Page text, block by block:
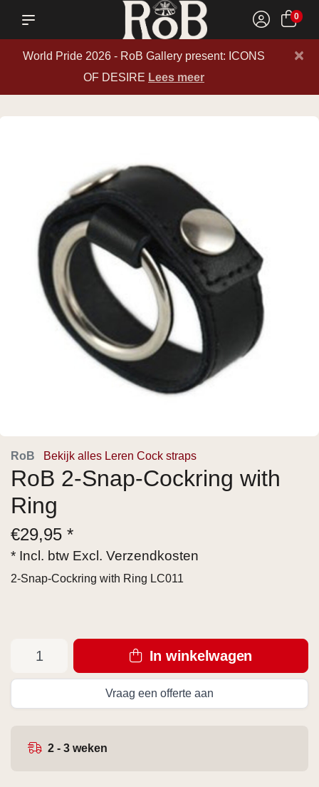
0
World Pride 2026 - RoB Gallery present: ICONS
OF DESIRE Lees meer
×
RoB Bekijk alles Leren Cock straps
RoB 2-Snap-Cockring with
Ring
€29,95 *
* Incl. btw Excl. Verzendkosten
2-Snap-Cockring with Ring LC011
In winkelwagen
Vraag een offerte aan
2 - 3 weken